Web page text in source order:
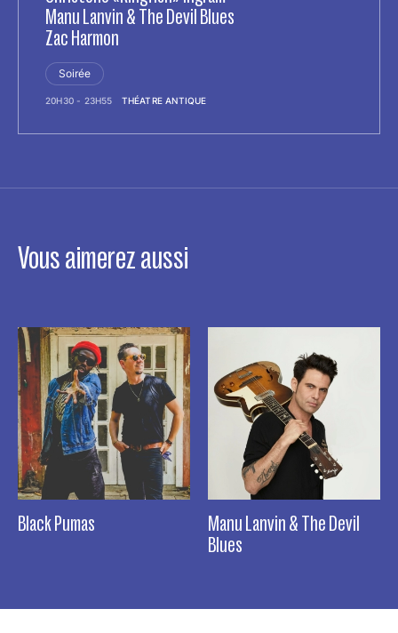
Manu Lanvin & The Devil Blues
Zac Harmon
Soirée
20H30 - 23H55 THÉATRE ANTIQUE
Vous aimerez aussi
Black Pumas
Manu Lanvin & The Devil
Blues